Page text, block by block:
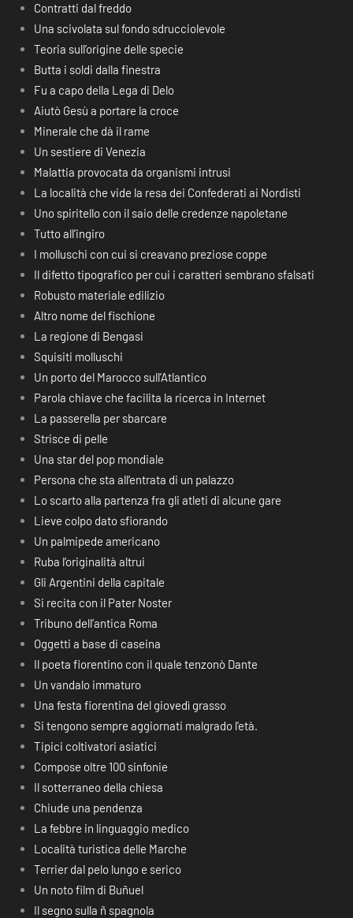
Contratti dal freddo
Una scivolata sul fondo sdrucciolevole
Teoria sull’origine delle specie
Butta i soldi dalla finestra
Fu a capo della Lega di Delo
Aiutò Gesù a portare la croce
Minerale che dà il rame
Un sestiere di Venezia
Malattia provocata da organismi intrusi
La località che vide la resa dei Confederati ai Nordisti
Uno spiritello con il saio delle credenze napoletane
Tutto all’ingiro
I molluschi con cui si creavano preziose coppe
Il difetto tipografico per cui i caratteri sembrano sfalsati
Robusto materiale edilizio
Altro nome del fischione
La regione di Bengasi
Squisiti molluschi
Un porto del Marocco sull’Atlantico
Parola chiave che facilita la ricerca in Internet
La passerella per sbarcare
Strisce di pelle
Una star del pop mondiale
Persona che sta all’entrata di un palazzo
Lo scarto alla partenza fra gli atleti di alcune gare
Lieve colpo dato sfiorando
Un palmipede americano
Ruba l’originalità altrui
Gli Argentini della capitale
Si recita con il Pater Noster
Tribuno dell’antica Roma
Oggetti a base di caseina
Il poeta fiorentino con il quale tenzonò Dante
Un vandalo immaturo
Una festa fiorentina del giovedì grasso
Si tengono sempre aggiornati malgrado l’età.
Tipici coltivatori asiatici
Compose oltre 100 sinfonie
Il sotterraneo della chiesa
Chiude una pendenza
La febbre in linguaggio medico
Località turistica delle Marche
Terrier dal pelo lungo e serico
Un noto film di Buñuel
Il segno sulla ñ spagnola